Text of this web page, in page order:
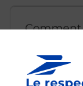
Le
Comment